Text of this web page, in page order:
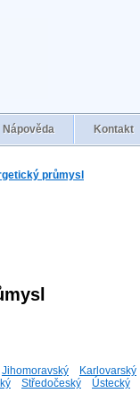
Nápověda Kontakt
průmysl
Jihomoravský Karlovarský
Středočeský Ústecký